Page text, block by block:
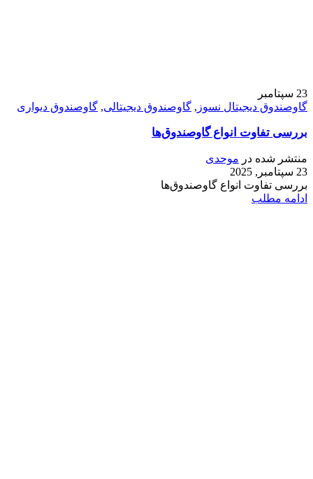
23 سپتامبر
گاوصندوق دیجیتال نسوز , گاوصندوق دیجیتالی, گاوصندوق دیواری
بررسی تفاوت انواع گاوصندوق‌ها
منتشر شده در موحدی
23 سپتامبر, 2025
بررسی تفاوت انواع گاوصندوق‌ها
ادامه مطلب